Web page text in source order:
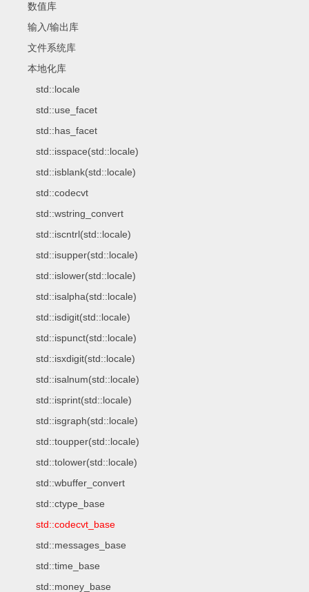
数值库
输入/输出库
文件系统库
本地化库
std::locale
std::use_facet
std::has_facet
std::isspace(std::locale)
std::isblank(std::locale)
std::codecvt
std::wstring_convert
std::iscntrl(std::locale)
std::isupper(std::locale)
std::islower(std::locale)
std::isalpha(std::locale)
std::isdigit(std::locale)
std::ispunct(std::locale)
std::isxdigit(std::locale)
std::isalnum(std::locale)
std::isprint(std::locale)
std::isgraph(std::locale)
std::toupper(std::locale)
std::tolower(std::locale)
std::wbuffer_convert
std::ctype_base
std::codecvt_base
std::messages_base
std::time_base
std::money_base